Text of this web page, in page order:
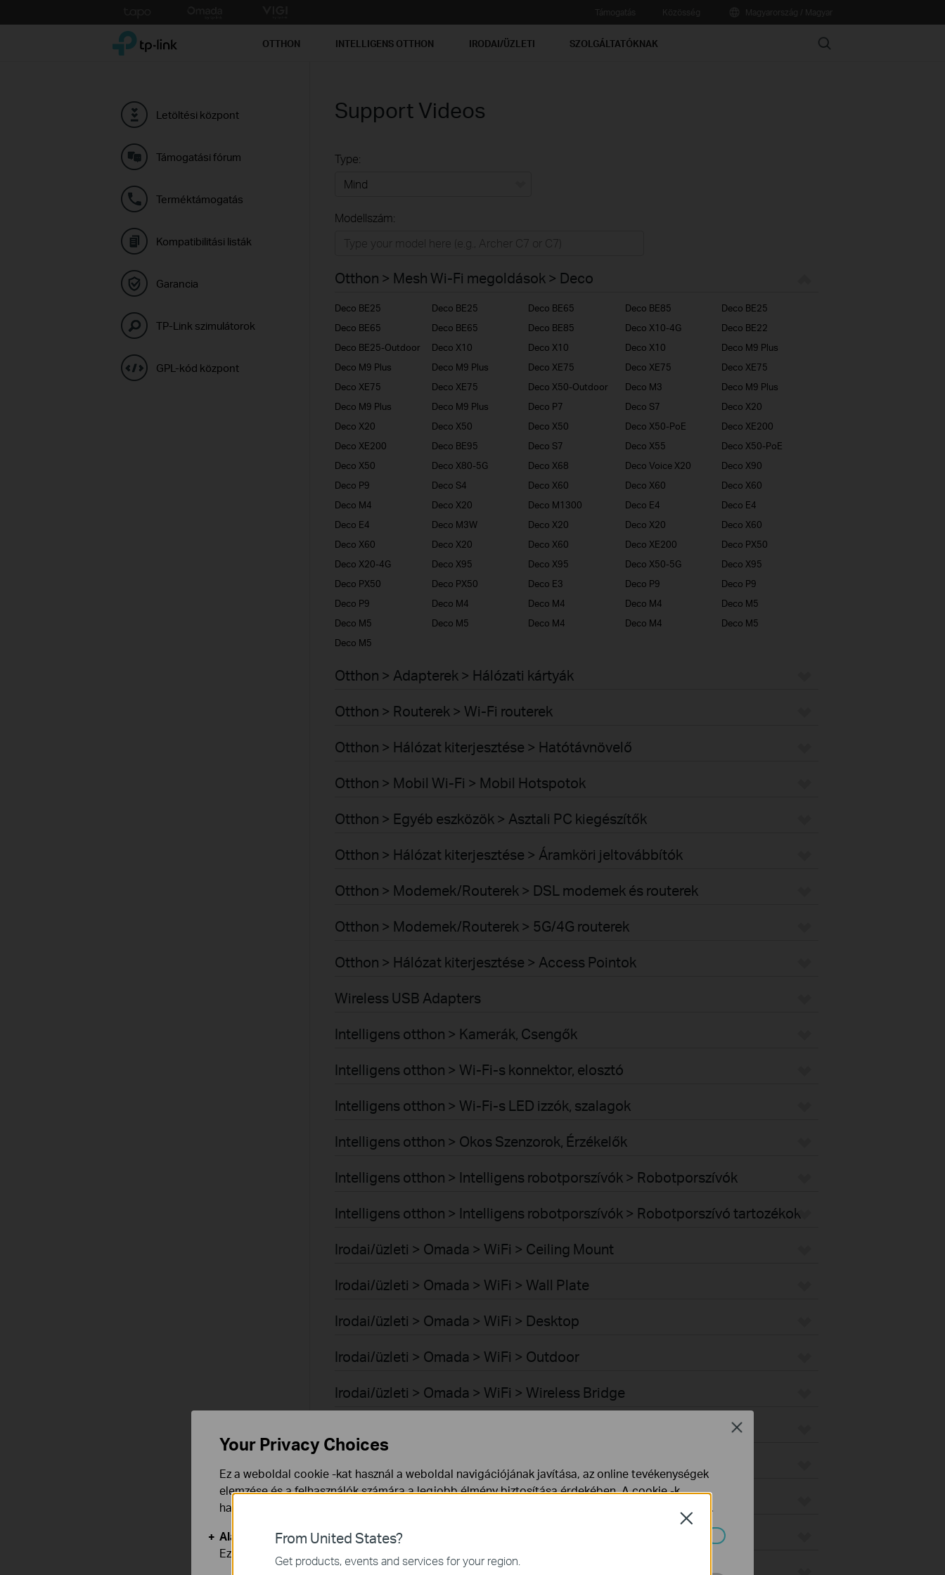
to
TP-Link, Reliably Smart OTTHON INTELLIGENS OTTHON IRODAI/ÜZLETI SZOLGÁLTATÓKNAK Search
Letöltési központ
Támogatási fórum
Terméktámogatás
Kompatibilitási listák
Garancia
TP-Link szimulátorok
GPL-kód központ
Support Videos
Type:
Irodai/üzleti
Szolgáltatóknak
Modellszám:
Otthon > Mesh Wi-Fi megoldások > Deco
Deco BE25 Deco BE25 Deco BE65 Deco BE85
Deco BE25
Deco BE65
Deco BE65 Deco BE85 Deco X10-4G
Deco BE22
Deco BE25-Outdoor
Deco X10 Deco X10 Deco X10
Deco M9 Plus
Deco M9 Plus
Deco M9 Plus Deco XE75 Deco XE75
Deco XE75
Deco XE75
Deco XE75 Deco X50-Outdoor Deco M3
Deco M9 Plus
Deco M9 Plus
Deco M9 Plus Deco P7 Deco S7
Deco X20
Deco X20
Deco X50 Deco X50 Deco X50-PoE
Deco XE200
Deco XE200
Deco BE95 Deco S7 Deco X55
Deco X50-PoE
Deco X50
Deco X80-5G Deco X68 Deco Voice X20
Deco X90
Deco P9
Deco S4 Deco X60 Deco X60
Deco X60
Deco M4
Deco X20 Deco M1300 Deco E4
Deco E4
Deco E4
Deco M3W Deco X20 Deco X20
Deco X60
Deco X60
Deco X20 Deco X60 Deco XE200
Deco PX50
Deco X20-4G
Deco X95 Deco X95 Deco X50-5G
Deco X95
Deco PX50
Deco PX50 Deco E3 Deco P9
Deco P9
Deco P9
Deco M4 Deco M4 Deco M4
Deco M5
Deco M5
Deco M5 Deco M4 Deco M4
Deco M5
Deco M5
Otthon > Adapterek > Hálózati kártyák
Otthon > Routerek > Wi-Fi routerek
Otthon > Hálózat kiterjesztése > Hatótávnövelő
Otthon > Mobil Wi-Fi > Mobil Hotspotok
Otthon > Egyéb eszközök > Asztali PC kiegészítők
Otthon > Hálózat kiterjesztése > Áramköri jeltovábbítók
Otthon > Modemek/Routerek > DSL modemek és routerek
Otthon > Modemek/Routerek > 5G/4G routerek
Otthon > Hálózat kiterjesztése > Access Pointok
Wireless USB Adapters
Intelligens otthon > Kamerák, Csengők
Intelligens otthon > Wi-Fi-s konnektor, elosztó
Intelligens otthon > Wi-Fi-s LED izzók, szalagok
Intelligens otthon > Okos Szenzorok, Érzékelők
Intelligens otthon > Intelligens robotporszívók > Robotporszívók
Intelligens otthon > Intelligens robotporszívók > Robotporszívó tartozékok
Irodai/üzleti > Omada > WiFi > Ceiling Mount
Irodai/üzleti > Omada > WiFi > Wall Plate
Irodai/üzleti > Omada > WiFi > Desktop
Irodai/üzleti > Omada > WiFi > Outdoor
Irodai/üzleti > Omada > WiFi > Wireless Bridge
Irodai/üzleti > Omada > Switch-ek > Campus
Irodai/üzleti > Omada > Switch-ek > Access Pro
Irodai/üzleti > Omada > Switch-ek > Access Plus
From United States?
Get products, events and services for your region.
Close
Your Privacy Choices
Ez a weboldal cookie -kat használ a weboldal navigációjának javítása, az online tevékenységek
elemzése és a felhasználók számára a legjobb élmény biztosítása érdekében. A cookie -k
használata ellen bármikor tiltakozhat. További információt az
talál.
Alap Cookie-k
Ezek a cookie -k a webhely működéséhez szükségesek, és nem tilthatók le a rendszereiben.
Close